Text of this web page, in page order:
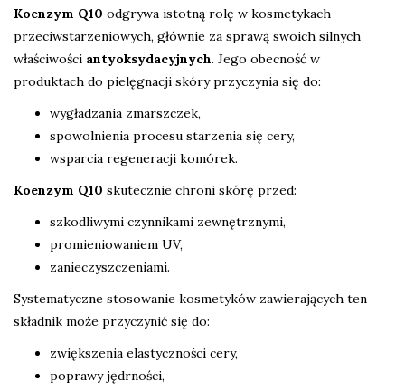
Koenzym Q10 odgrywa istotną rolę w kosmetykach
przeciwstarzeniowych, głównie za sprawą swoich silnych
właściwości antyoksydacyjnych. Jego obecność w
produktach do pielęgnacji skóry przyczynia się do:
wygładzania zmarszczek,
spowolnienia procesu starzenia się cery,
wsparcia regeneracji komórek.
Koenzym Q10 skutecznie chroni skórę przed:
szkodliwymi czynnikami zewnętrznymi,
promieniowaniem UV,
zanieczyszczeniami.
Systematyczne stosowanie kosmetyków zawierających ten
składnik może przyczynić się do:
zwiększenia elastyczności cery,
poprawy jędrności,